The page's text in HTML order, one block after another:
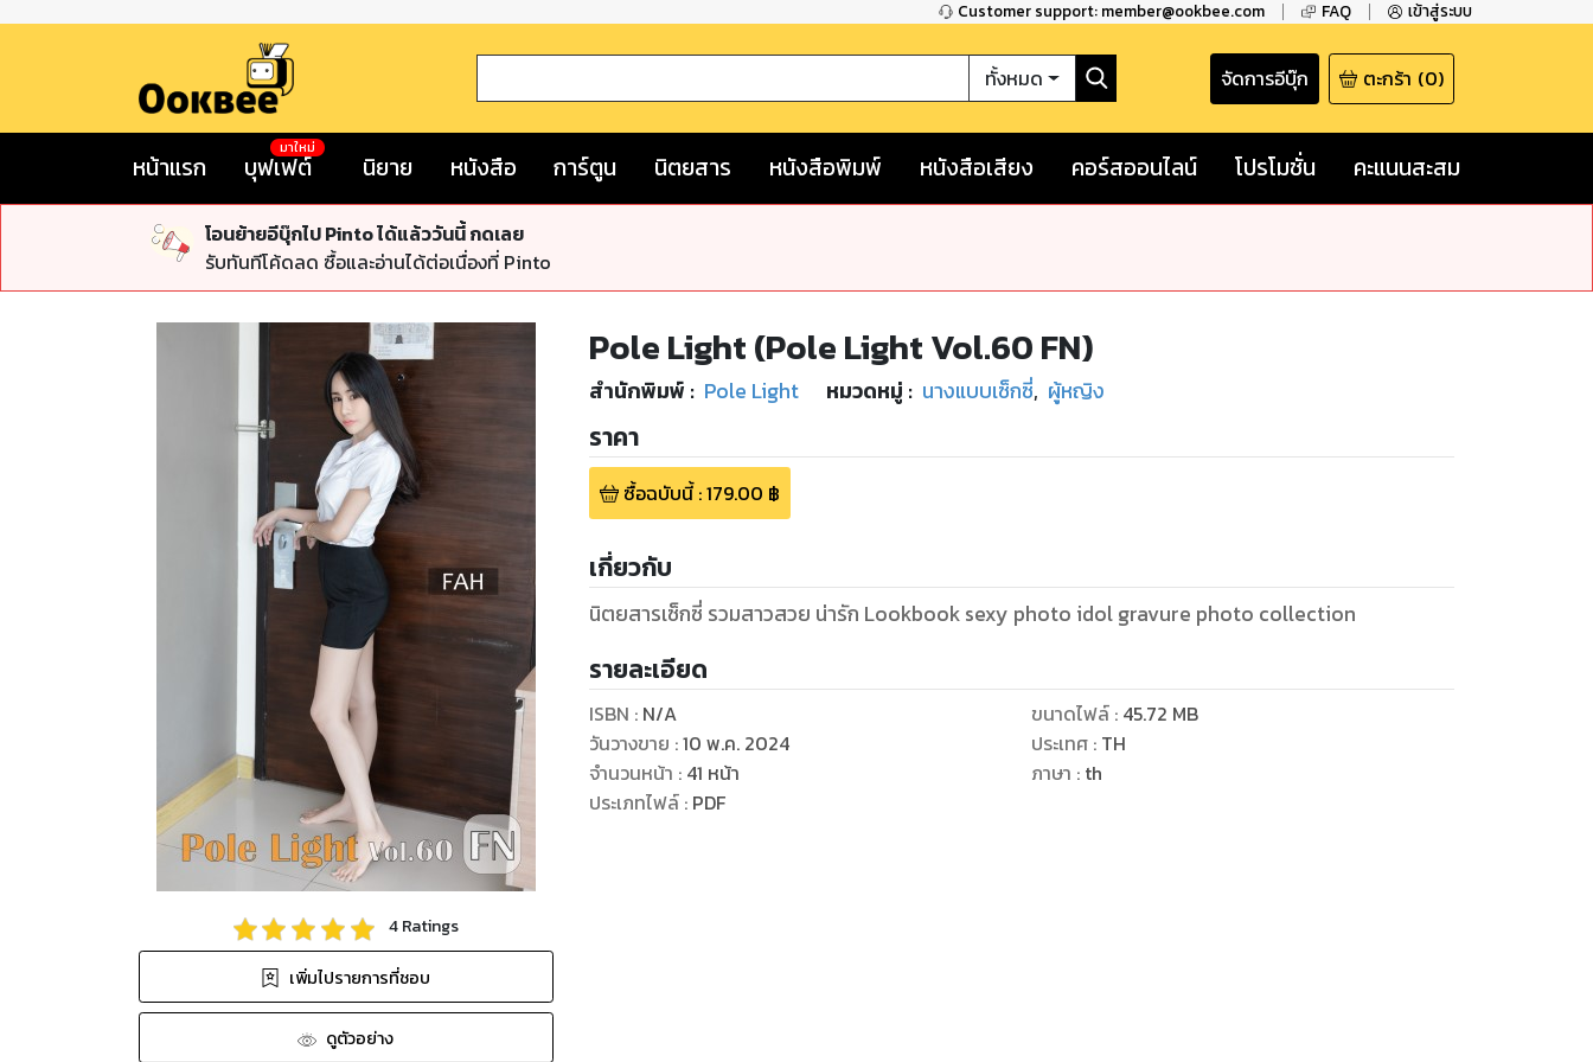
Customer support: member@ookbee.com FAQ เข้าสู่ระบบ
ทั้งหมด จัดการอีบุ๊ก ตะกร้า (0)
หน้าแรก บุฟเฟต์
มาใหม่
นิยาย หนังสือ การ์ตูน นิตยสาร หนังสือพิมพ์ หนังสือเสียง คอร์สออนไลน์ โปรโมชั่น คะแนนสะสม
โอนย้ายอีบุ๊กไป Pinto ได้แล้ววันนี้ กดเลย
รับทันทีโค้ดลด ซื้อและอ่านได้ต่อเนื่องที่ Pinto
4Ratings
เพิ่มไปรายการที่ชอบ
ดูตัวอย่าง
Pole Light (Pole Light Vol.60 FN)
สำนักพิมพ์ : Pole Light หมวดหมู่ : นางแบบเซ็กซี่, ผู้หญิง
ราคา
ซื้อฉบับนี้:179.00 ฿
เกี่ยวกับ
รายละเอียด
ISBN : N/A
วันวางขาย :10 พ.ค. 2024
จำนวนหน้า : 41 หน้า
ประเภทไฟล์: PDF
ขนาดไฟล์: 45.72 MB
ประเทศ : TH
ภาษา : th